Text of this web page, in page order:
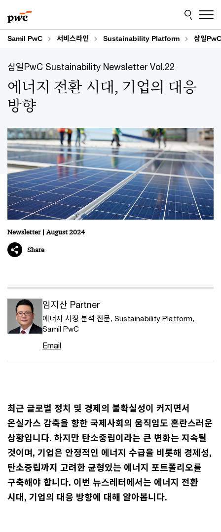
to
content
to
footer
Samil PwC 서비스라인 Sustainability Platform 삼일
삼일PwC Sustainability Newsletter Vol.22
에너지 전환 시대, 기업의 대응
방향
Newsletter
August 2024
Share
임지산 Partner
에너지 시장 분석 전문, Sustainability Platform,
Samil PwC
Email
최근 글로벌 정치 및 경제의 불확실성이 커지면서
온실가스 감축을 향한 국제사회의 움직임도 혼란스러운
상황입니다. 하지만 탄소중립이라는 큰 변화는 지속될
것이며, 기업은 안정적인 에너지 수급을 비롯해 경제성,
탄소중립까지 고려한 균형있는 에너지 포트폴리오를
구축해야 합니다. 이번 뉴스레터에서는 에너지 전환
시대, 기업의 대응 방향에 대해 알아봅니다.